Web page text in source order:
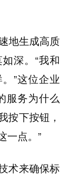
地生成高质
深。 “我和
”这位企业
服务为什么
按下按钮，
一点。”
术来确保标